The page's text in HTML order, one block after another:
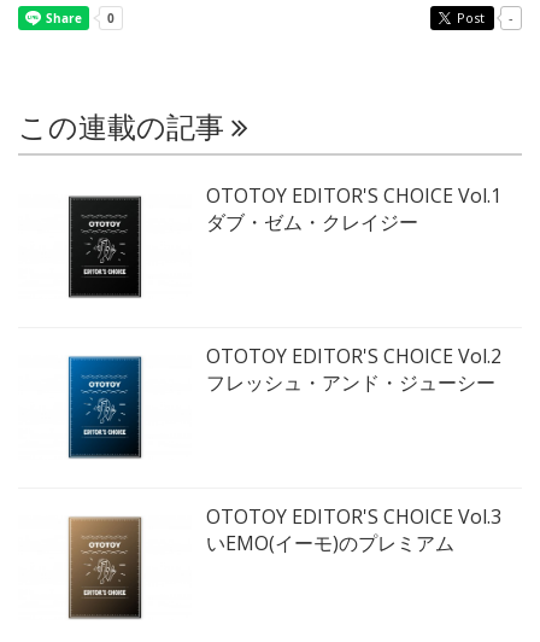
Post -
この連載の記事
OTOTOY EDITOR'S CHOICE Vol.1
ダブ・ゼム・クレイジー
OTOTOY EDITOR'S CHOICE Vol.2
フレッシュ・アンド・ジューシー
OTOTOY EDITOR'S CHOICE Vol.3
いEMO(イーモ)のプレミアム